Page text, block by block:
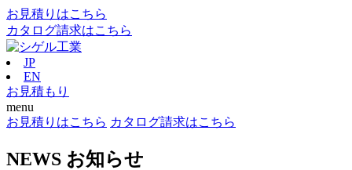
お見積りはこちら
カタログ請求はこちら
JP
EN
お見積もり
menu
お見積りはこちら カタログ請求はこちら
NEWS お知らせ